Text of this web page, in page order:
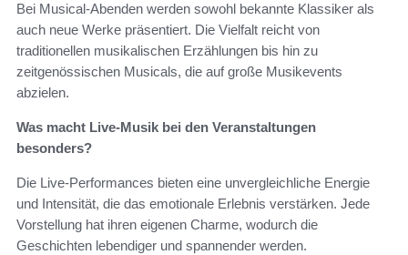
Bei Musical-Abenden werden sowohl bekannte Klassiker als
auch neue Werke präsentiert. Die Vielfalt reicht von
traditionellen musikalischen Erzählungen bis hin zu
zeitgenössischen Musicals, die auf große Musikevents
abzielen.
Was macht Live-Musik bei den Veranstaltungen
besonders?
Die Live-Performances bieten eine unvergleichliche Energie
und Intensität, die das emotionale Erlebnis verstärken. Jede
Vorstellung hat ihren eigenen Charme, wodurch die
Geschichten lebendiger und spannender werden.